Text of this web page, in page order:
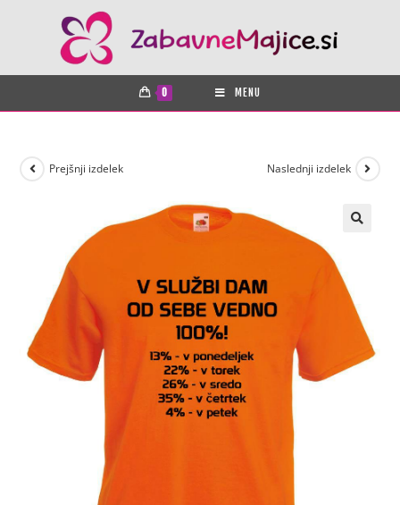
0 MENU
Prejšnji izdelek Naslednji izdelek